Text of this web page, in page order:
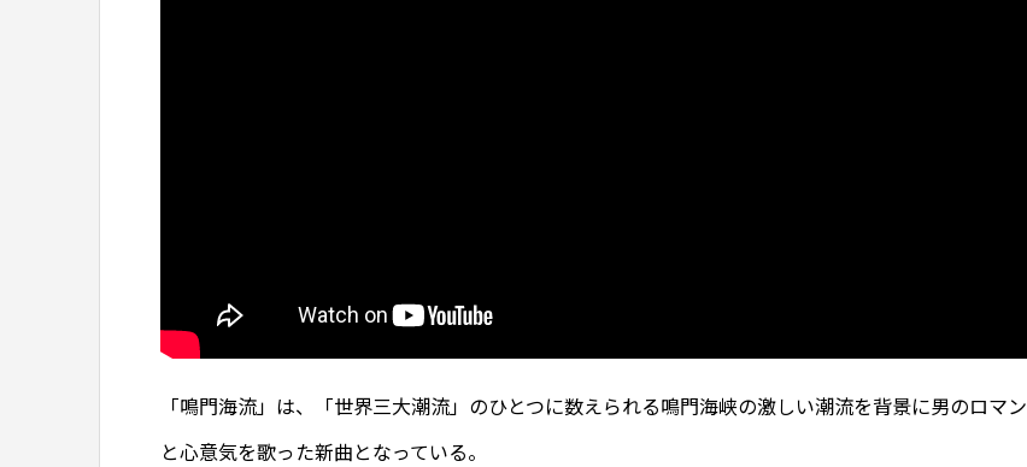
「鳴門海流」は、「世界三大潮流」のひとつに数えられる鳴門海峡の激しい潮流を背景に男のロマン
と心意気を歌った新曲となっている。